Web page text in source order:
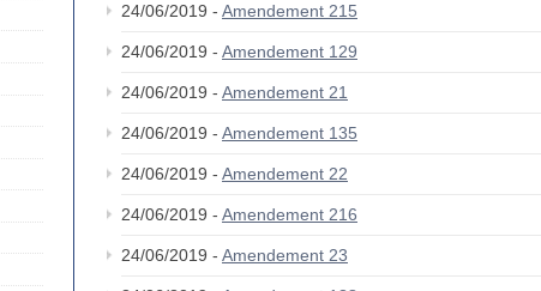
24/06/2019 - Amendement 215
24/06/2019 - Amendement 129
24/06/2019 - Amendement 21
24/06/2019 - Amendement 135
24/06/2019 - Amendement 22
24/06/2019 - Amendement 216
24/06/2019 - Amendement 23